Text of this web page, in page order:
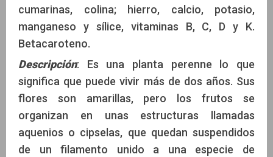
cumarinas, colina; hierro, calcio, potasio,
manganeso y sílice, vitaminas B, C, D y K.
Betacaroteno.
Descripción: Es una planta perenne lo que
significa que puede vivir más de dos años. Sus
flores son amarillas, pero los frutos se
organizan en unas estructuras llamadas
aquenios o cipselas, que quedan suspendidos
de un filamento unido a una especie de